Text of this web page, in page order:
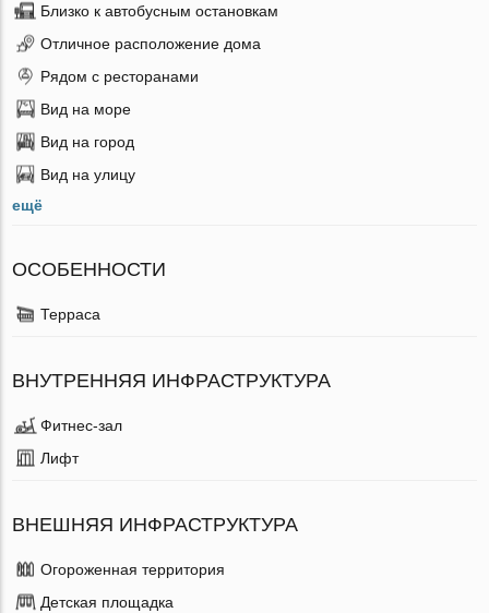
Близко к автобусным остановкам
Отличное расположение дома
Рядом с ресторанами
Вид на море
Вид на город
Вид на улицу
ещё
ОСОБЕННОСТИ
Терраса
ВНУТРЕННЯЯ ИНФРАСТРУКТУРА
Фитнес-зал
Лифт
ВНЕШНЯЯ ИНФРАСТРУКТУРА
Огороженная территория
Детская площадка